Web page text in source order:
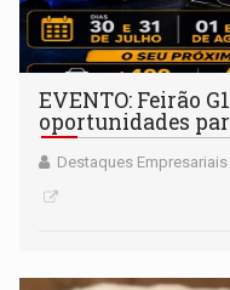
EVENTO: Feirão
oportunidades
Destaques Empresariais